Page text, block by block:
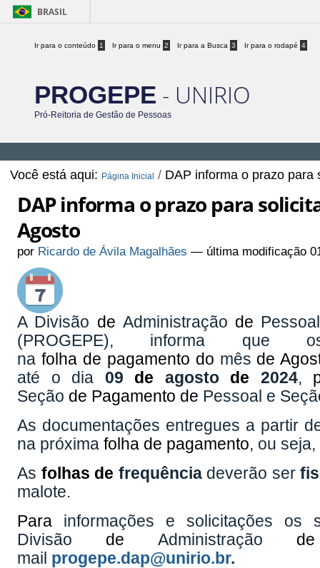
BRASIL
Ir para o conteúdo 1 Ir para o menu 2 Ir para a Busca 3 Ir para o rodapé 4
PROGEPE - UNIRIO
Pró-Reitoria de Gestão de Pessoas
Você está aqui: Página Inicial / DAP informa o prazo para
DAP informa o prazo para
Agosto
por Ricardo de Ávila Magalhães — última modificação
A Divisão de Administração de
(PROGEPE), informa que
na folha de pagamento do mês de
até o dia 09 de agosto de 2024,
Seção de Pagamento de Pessoal e
As documentações entregues a partir
na próximafolha de pagamento, ou
As folhas de frequênciadeverão ser
malote.
Para informações e solicitações os
Divisão de Administração de
mail progepe.dap@unirio.br.